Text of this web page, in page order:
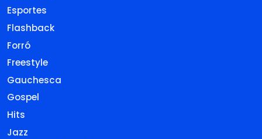
Esportes
Flashback
Forró
Freestyle
Gauchesca
Gospel
Hits
Jazz